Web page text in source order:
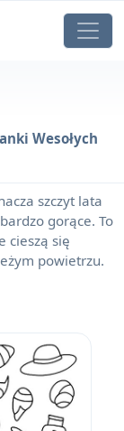
Wesołych
szczyt lata
gorące. To
cieszą się
powietrzu.